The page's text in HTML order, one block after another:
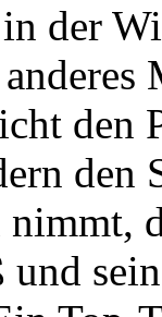
der
den
den
und